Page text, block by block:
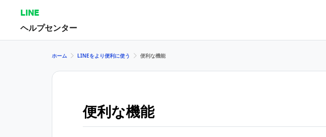
LINE
ヘルプセンター
ホーム LINEをより便利に使う 便利な機能
便利な機能